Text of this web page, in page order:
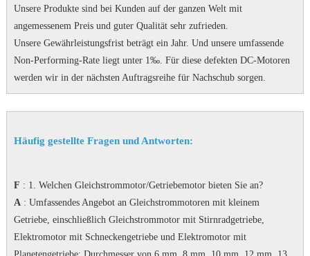
Unsere Produkte sind bei Kunden auf der ganzen Welt mit
angemessenem Preis und guter Qualität sehr zufrieden.
Unsere Gewährleistungsfrist beträgt ein Jahr. Und unsere umfassende
Non-Performing-Rate liegt unter 1‰. Für diese defekten DC-Motoren
werden wir in der nächsten Auftragsreihe für Nachschub sorgen.
Häufig gestellte Fragen und Antworten:
F : 1. Welchen Gleichstrommotor/Getriebemotor bieten Sie an?
A: Umfassendes Angebot an Gleichstrommotoren mit kleinem
Getriebe, einschließlich Gleichstrommotor mit Stirnradgetriebe,
Elektromotor mit Schneckengetriebe und Elektromotor mit